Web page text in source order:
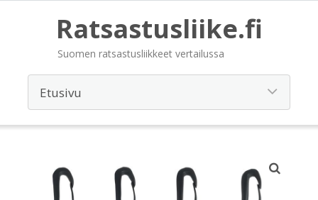
Ratsastusliike.fi
Suomen ratsastusliikkeet vertailussa